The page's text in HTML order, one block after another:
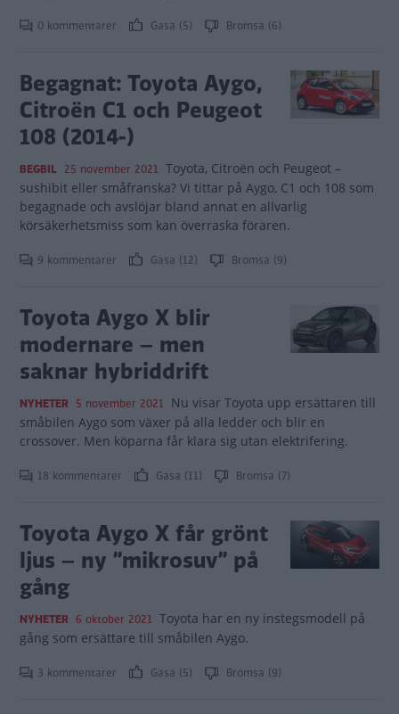
0 kommentarer Gasa (5) Bromsa (6)
Begagnat: Toyota Aygo,
Citroën C1 och Peugeot
108 (2014-)
BEGBIL 25 november 2021 Toyota, Citroën och Peugeot –
sushibit eller småfranska? Vi tittar på Aygo, C1 och 108 som
begagnade och avslöjar bland annat en allvarlig
körsäkerhetsmiss som kan överraska föraren.
9 kommentarer Gasa (12) Bromsa (9)
Toyota Aygo X blir
modernare – men
saknar hybriddrift
NYHETER 5 november 2021 Nu visar Toyota upp ersättaren till
småbilen Aygo som växer på alla ledder och blir en
crossover. Men köparna får klara sig utan elektrifering.
18 kommentarer Gasa (11) Bromsa (7)
Toyota Aygo X får grönt
ljus – ny ”mikrosuv” på
gång
NYHETER 6 oktober 2021 Toyota har en ny instegsmodell på
gång som ersättare till småbilen Aygo.
3 kommentarer Gasa (5) Bromsa (9)